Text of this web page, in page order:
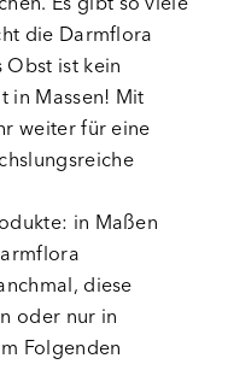
Es gibt so viele
die Darmflora
Obst ist kein
in Massen! Mit
weiter für eine
in Maßen
diese
oder nur in
Folgenden